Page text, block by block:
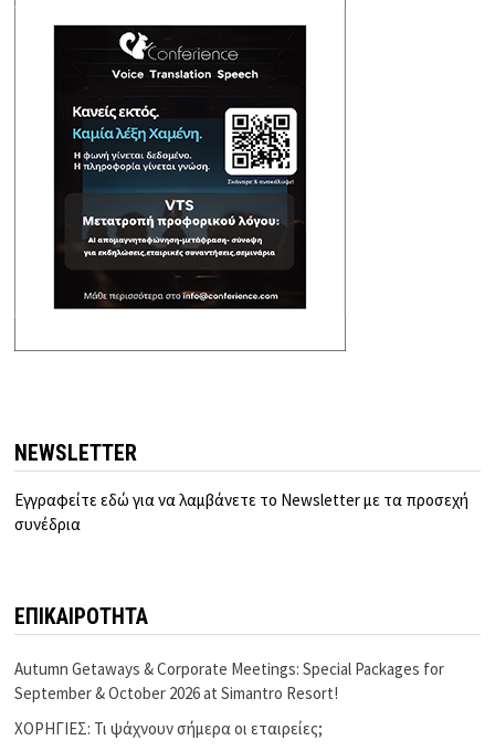
NEWSLETTER
Εγγραφείτε εδώ για να λαμβάνετε το Newsletter με τα προσεχή
συνέδρια
ΕΠΙΚΑΙΡΟΤΗΤΑ
Autumn Getaways & Corporate Meetings: Special Packages for
September & October 2026 at Simantro Resort!
ΧΟΡΗΓΙΕΣ: Τι ψάχνουν σήμερα οι εταιρείες;